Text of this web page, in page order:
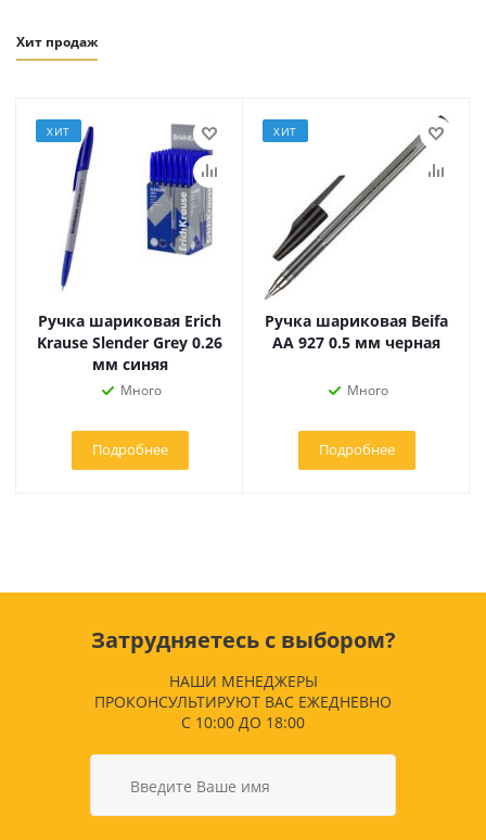
Хит продаж
ХИТ
Ручка шариковая Erich
Krause Slender Grey 0.26
мм синяя
Много
Подробнее
ХИТ
Ручка шариковая Beifa
АА 927 0.5 мм черная
Много
Подробнее
Затрудняетесь с выбором?
НАШИ МЕНЕДЖЕРЫ
ПРОКОНСУЛЬТИРУЮТ ВАС ЕЖЕДНЕВНО
С 10:00 ДО 18:00